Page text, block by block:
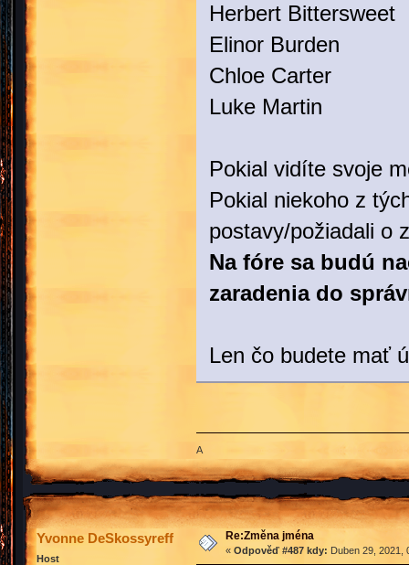
Herbert Bittersweet
Elinor Burden
Chloe Carter
Luke Martin
Pokial vidíte svoje
Pokial niekoho z
postavy/požiadali o
Na fóre sa budú
zaradenia do
Len čo budete mať
A
Yvonne DeSkossyreff
Host
Re:Změna jména
« Odpověď #487 kdy: Duben 29, 2021,